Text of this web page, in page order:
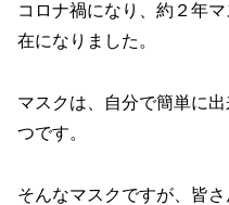
コロナ禍になり、約２年
在になりました。
マスクは、自分で簡単に
つです。
そんなマスクですが、皆